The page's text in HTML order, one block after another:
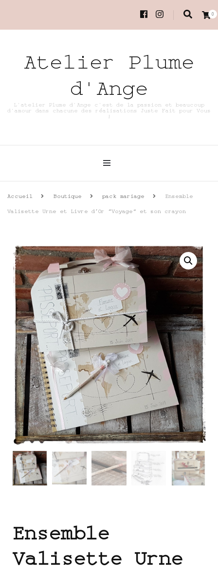
0
Atelier Plume
d'Ange
L'atelier Plume d'Ange c'est de la passion et beaucoup
d'amour dans chacune des réalisations Juste Fait pour Vous
!
Accueil Boutique pack mariage Ensemble
Valisette Urne et Livre d’Or “Voyage” et son crayon
Ensemble
Valisette Urne